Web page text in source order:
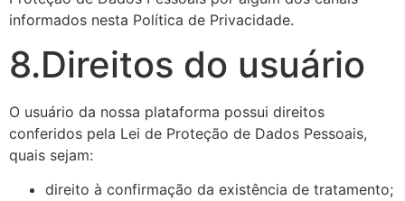
informados nesta Política de Privacidade.
8.Direitos do usuário
O usuário da nossa plataforma possui direitos
conferidos pela Lei de Proteção de Dados Pessoais,
quais sejam:
direito à confirmação da existência de tratamento;